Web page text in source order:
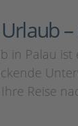
in Palau
Reise